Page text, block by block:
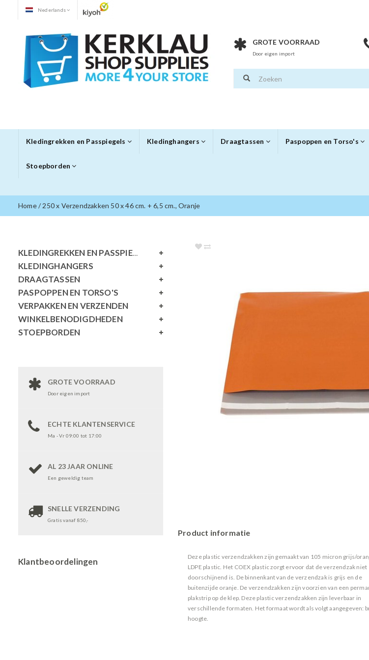
Nederlands
GROTE VOORRAAD
Door eigen import
Kledingrekken en Passpiegels Kledinghangers Draagtassen Paspoppen en Torso's
Stoepborden
Home/250 x Verzendzakken 50 x 46 cm. + 6,5 cm., Oranje
KLEDINGREKKEN EN PASSPIEGELS
KLEDINGHANGERS
DRAAGTASSEN
PASPOPPEN EN TORSO'S
VERPAKKEN EN VERZENDEN
WINKELBENODIGDHEDEN
STOEPBORDEN
GROTE VOORRAAD
Door eigen import
ECHTE KLANTENSERVICE
Ma - Vr 09:00 tot 17:00
AL 23 JAAR ONLINE
Een geweldig team
SNELLE VERZENDING
Gratis vanaf 850,-
Klantbeoordelingen
Product informatie
Deze plastic verzendzakken zijn gemaakt van 105 micron grijs/
LDPE plastic. Het COEX plastic zorgt ervoor dat de verzendzak niet
doorschijnend is. De binnenkant van de verzendzak is grijs en de
buitenzijde oranje. De verzendzakken zijn voorzien van een
plakstrip op de klep. Deze plastic verzendzakken zijn leverbaar in
verschillende formaten. Het formaat wordt als volgt aangegeven:
hoogte.